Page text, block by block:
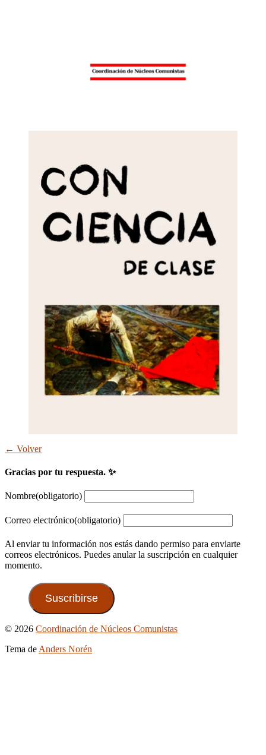
← Volver
Gracias por tu respuesta. ✨
Nombre(obligatorio)
Correo electrónico(obligatorio)
Al enviar tu información nos estás dando permiso para enviarte
correos electrónicos. Puedes anular la suscripción en cualquier
momento.
Suscribirse
Ir
© 2026 Coordinación de Núcleos Comunistas
Tema de Anders Norén